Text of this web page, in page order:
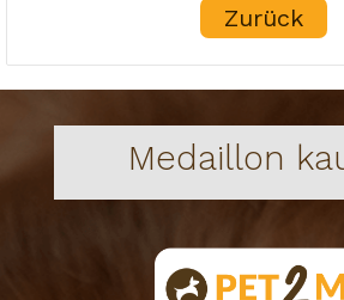
Zurück
Medaillon